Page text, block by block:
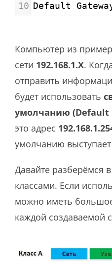
10 Default
Компьютер из
сети 192.168.1.X.
отправить
будет использовать
умолчанию (Default
это адрес
умолчанию
Давайте разберёмся
классами. Если
можно иметь
каждой создаваемой